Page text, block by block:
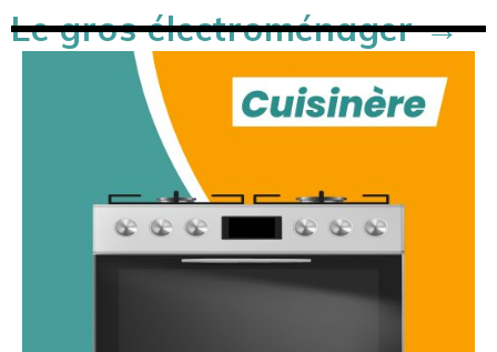
Le gros électroménager →